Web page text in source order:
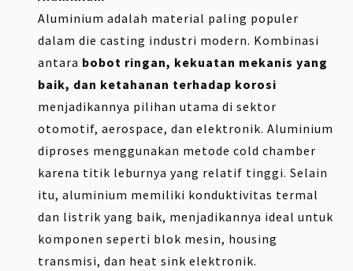
Aluminium adalah material paling populer
dalam die casting industri modern. Kombinasi
antara bobot ringan, kekuatan mekanis yang
baik, dan ketahanan terhadap korosi
menjadikannya pilihan utama di sektor
otomotif, aerospace, dan elektronik. Aluminium
diproses menggunakan metode cold chamber
karena titik leburnya yang relatif tinggi. Selain
itu, aluminium memiliki konduktivitas termal
dan listrik yang baik, menjadikannya ideal untuk
komponen seperti blok mesin, housing
transmisi, dan heat sink elektronik.